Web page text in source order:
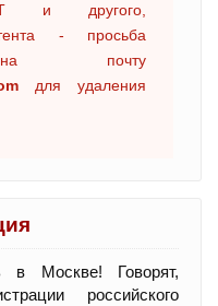
и другого,
- просьба
почту
для удаления
Москве! Говорят,
российского